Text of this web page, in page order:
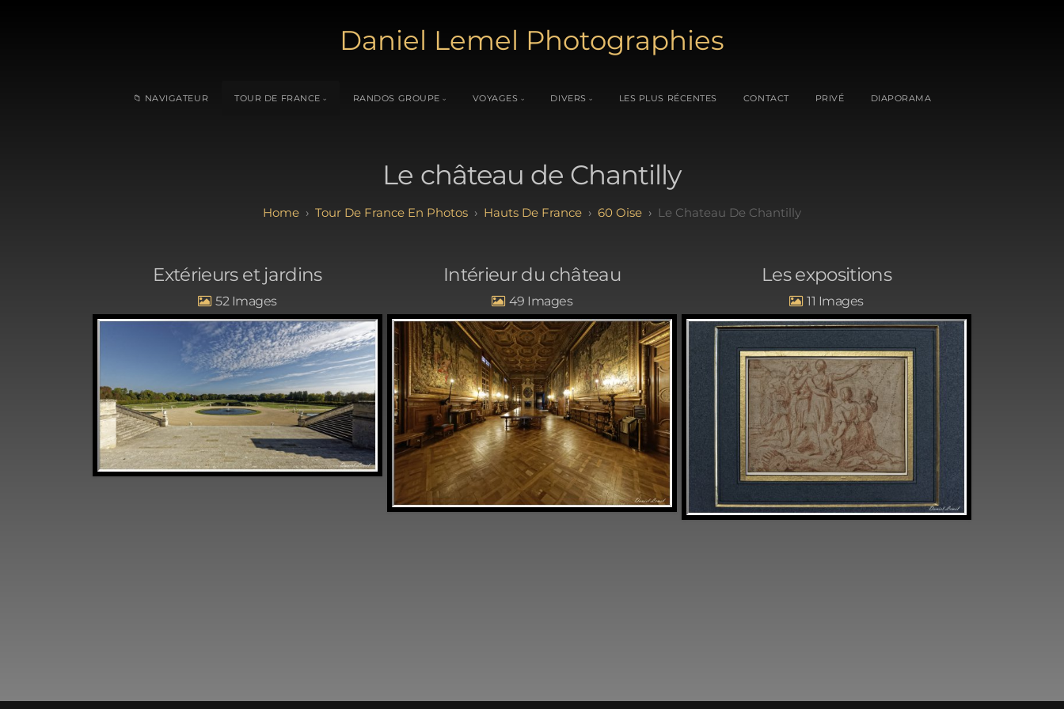
Daniel Lemel Photographies
📁 NAVIGATEUR TOUR DE FRANCE RANDOS GROUPE VOYAGES DIVERS LES PLUS RÉCENTES CONTACT PRIVÉ DIAPORAMA
Le château de Chantilly
Tour De France En Photos Hauts De France 60 Oise Le Chateau De Chantilly
Extérieurs et jardins
52
Intérieur du château
49
Les expositions
11